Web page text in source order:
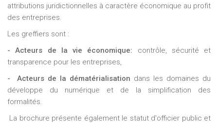
attributions juridictionnelles à caractère économique au profit
des entreprises.
Les greffiers sont :
- Acteurs de la vie économique: contrôle, sécurité et
transparence pour les entreprises,
- Acteurs de la dématérialisation dans les domaines du
développe du numérique et de la simplification des
formalités.
La brochure présente également le statut d'officier public et